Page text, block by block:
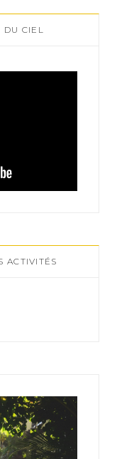
CIEL
ACTIVITÉS